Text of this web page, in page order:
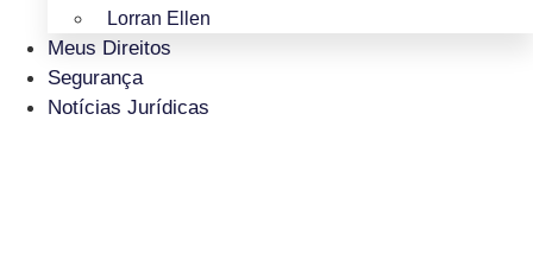
Lorran Ellen
Meus Direitos
Segurança
Notícias Jurídicas